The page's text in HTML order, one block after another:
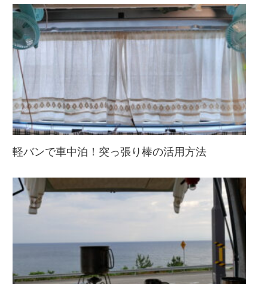
軽バンで車中泊！突っ張り棒の活用方法